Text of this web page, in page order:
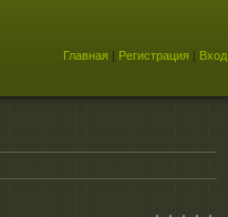
Главная | Регистрация | Вход